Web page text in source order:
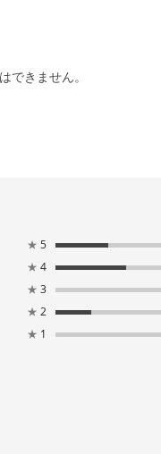
できません。
★ 5
★ 4
★ 3
★ 2
★ 1